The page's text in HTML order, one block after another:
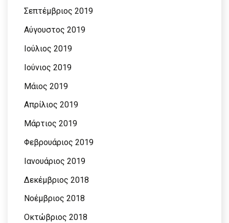
Σεπτέμβριος 2019
Αύγουστος 2019
Ιούλιος 2019
Ιούνιος 2019
Μάιος 2019
Απρίλιος 2019
Μάρτιος 2019
Φεβρουάριος 2019
Ιανουάριος 2019
Δεκέμβριος 2018
Νοέμβριος 2018
Οκτώβριος 2018